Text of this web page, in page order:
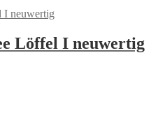
Löffel I neuwertig